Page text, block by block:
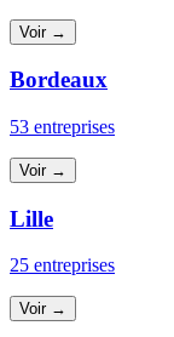
Voir →
Bordeaux
53 entreprises
Voir →
Lille
25 entreprises
Voir →